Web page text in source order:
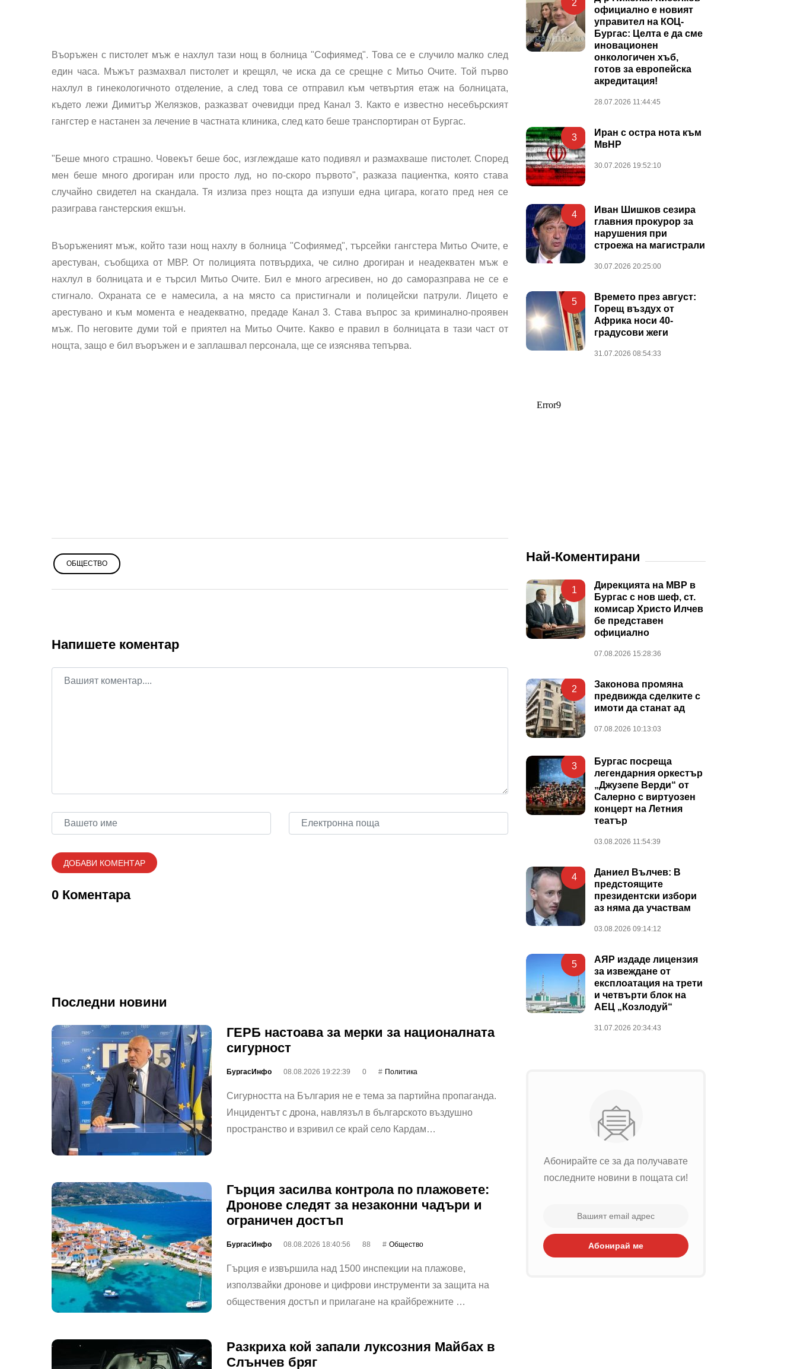
Въоръжен с пистолет мъж е нахлул тази нощ в болница "Софиямед". Това се е случило малко след
един часа. Мъжът размахвал пистолет и крещял, че иска да се срещне с Митьо Очите. Той първо
нахлул в гинекологичното отделение, а след това се отправил към четвъртия етаж на болницата,
където лежи Димитър Желязков, разказват очевидци пред Канал 3. Както е известно несебърският
гангстер е настанен за лечение в частната клиника, след като беше транспортиран от Бургас.
"Беше много страшно. Човекът беше бос, изглеждаше като подивял и размахваше пистолет. Според
мен беше много дрогиран или просто луд, но по-скоро първото", разказа пациентка, която става
случайно свидетел на скандала. Тя излиза през нощта да изпуши една цигара, когато пред нея се
разиграва ганстерския екшън.
Въоръженият мъж, който тази нощ нахлу в болница "Софиямед", търсейки гангстера Митьо Очите, е
арестуван, съобщиха от МВР. От полицията потвърдиха, че силно дрогиран и неадекватен мъж е
нахлул в болницата и е търсил Митьо Очите. Бил е много агресивен, но до саморазправа не се е
стигнало. Охраната се е намесила, а на място са пристигнали и полицейски патрули. Лицето е
арестувано и към момента е неадекватно, предаде Канал 3. Става въпрос за криминално-проявен
мъж. По неговите думи той е приятел на Митьо Очите. Какво е правил в болницата в тази част от
нощта, защо е бил въоръжен и е заплашвал персонала, ще се изяснява тепърва.
ОБЩЕСТВО
Напишете коментар
0 Коментара
Последни новини
ГЕРБ настоава за мерки за националната
сигурност
БургасИнфо 08.08.2026 19:22:39 0 Политика
Сигурността на България не е тема за партийна пропаганда.
Инцидентът с дрона, навлязъл в българското въздушно
пространство и взривил се край село Кардам…
Гърция засилва контрола по плажовете:
Дронове следят за незаконни чадъри и
ограничен достъп
БургасИнфо 08.08.2026 18:40:56 88 Общество
Гърция е извършила над 1500 инспекции на плажове,
използвайки дронове и цифрови инструменти за защита на
обществения достъп и прилагане на крайбрежните …
Разкриха кой запали луксозния Майбах в
Слънчев бряг
2
официално е новият
управител на КОЦ-
Бургас: Целта е да сме
иновационен
онкологичен хъб,
готов за европейска
акредитация!
28.07.2026 11:44:45
3
Иран с остра нота към
МвНР
30.07.2026 19:52:10
4
Иван Шишков сезира
главния прокурор за
нарушения при
строежа на магистрали
30.07.2026 20:25:00
5
Времето през август:
Горещ въздух от
Африка носи 40-
градусови жеги
31.07.2026 08:54:33
Най-Коментирани
1
Дирекцията на МВР в
Бургас с нов шеф, ст.
комисар Христо Илчев
бе представен
официално
07.08.2026 15:28:36
2
Законова промяна
предвижда сделките с
имоти да станат ад
07.08.2026 10:13:03
3
Бургас посреща
легендарния оркестър
„Джузепе Верди“ от
Салерно с виртуозен
концерт на Летния
театър
03.08.2026 11:54:39
4
Даниел Вълчев: В
предстоящите
президентски избори
аз няма да участвам
03.08.2026 09:14:12
5
АЯР издаде лицензия
за извеждане от
експлоатация на трети
и четвърти блок на
АЕЦ „Козлодуй“
31.07.2026 20:34:43
Абонирайте се за да получавате
последните новини в пощата си!
Абонирай ме